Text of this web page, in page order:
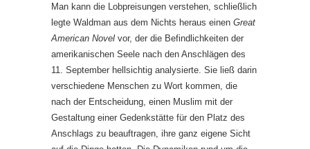
Man kann die Lobpreisungen verstehen, schließlich
legte Waldman aus dem Nichts heraus einen Great
American Novel vor, der die Befindlichkeiten der
amerikanischen Seele nach den Anschlägen des
11. September hellsichtig analysierte. Sie ließ darin
verschiedene Menschen zu Wort kommen, die
nach der Entscheidung, einen Muslim mit der
Gestaltung einer Gedenkstätte für den Platz des
Anschlags zu beauftragen, ihre ganz eigene Sicht